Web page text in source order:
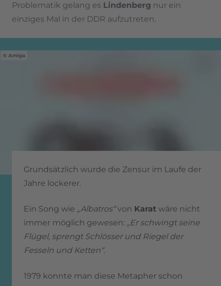
Problematik gelang es Lindenberg nur ein
einziges Mal in der DDR aufzutreten.
Amiga
Grundsätzlich wurde die Zensur im Laufe der
Jahre lockerer.
Ein Song wie „Albatros“von Karat wäre nicht
immer möglich gewesen: „Er schwingt seine
Flügel, sprengt Schlösser und Riegel der
Fesseln und Ketten“.
1979 konnte man diese Metapher schon